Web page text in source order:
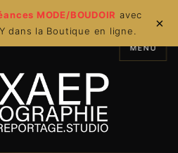
MODE/BOUDOIR avec
dans la Boutique en ligne.
×
MENU